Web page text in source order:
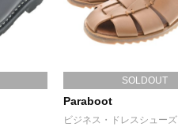
SOLDOUT
Paraboot
ビジネス・ドレスシューズ